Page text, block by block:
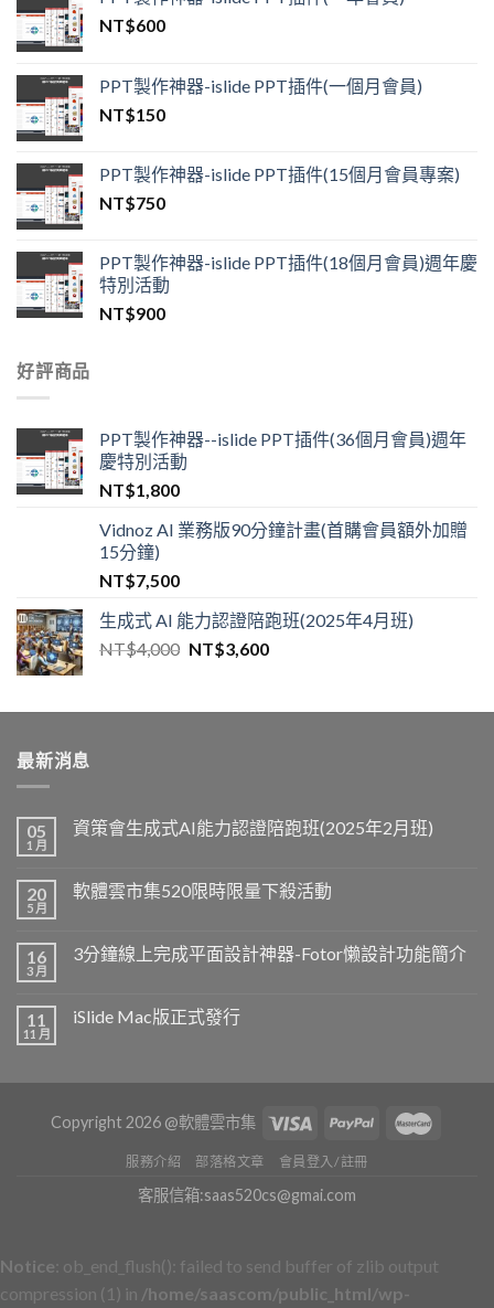
NT$600
PPT製作神器-islide PPT插件(一個月會員)
NT$150
PPT製作神器-islide PPT插件(15個月會員專案)
NT$750
PPT製作神器-islide PPT插件(18個月會員)週年慶
特別活動
NT$900
好評商品
PPT製作神器--islide PPT插件(36個月會員)週年
慶特別活動
NT$1,800
Vidnoz AI 業務版90分鐘計畫(首購會員額外加贈
15分鐘)
NT$7,500
生成式 AI 能力認證陪跑班(2025年4月班)
NT$4,000 NT$3,600
最新消息
05
1 月
資策會生成式AI能力認證陪跑班(2025年2月班)
20
5 月
軟體雲市集520限時限量下殺活動
16
3 月
3分鐘線上完成平面設計神器-Fotor懒設計功能簡介
11
11 月
iSlide Mac版正式發行
Copyright 2026 @軟體雲市集
服務介紹 部落格文章 會員登入/註冊
客服信箱:saas520cs@gmai.com
Notice : ob_end_flush(): failed to send buffer of zlib output
compression (1) in /home/saascom/public_html/wp-